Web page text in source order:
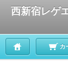
西新宿レゲ
カ